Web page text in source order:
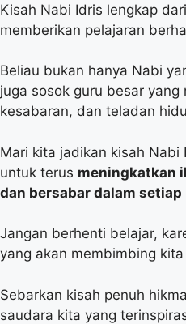
Kisah Nabi Idris lengkap
memberikan pelajaran
Beliau bukan hanya Nabi
juga sosok guru besar yang
kesabaran, dan teladan
Mari kita jadikan kisah Nabi
untuk terus meningkatkan
dan bersabar dalam
Jangan berhenti belajar,
yang akan membimbing
Sebarkan kisah penuh
saudara kita yang